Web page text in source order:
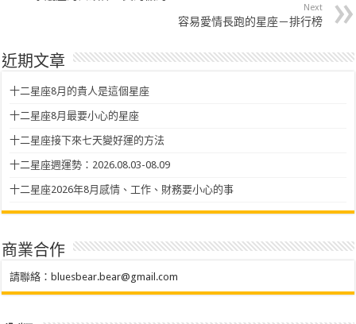
Next
容易愛情長跑的星座－排行榜
近期文章
十二星座8月的貴人是這個星座
十二星座8月最要小心的星座
十二星座接下來七天變好運的方法
十二星座週運勢：2026.08.03-08.09
十二星座2026年8月感情、工作、財務要小心的事
商業合作
請聯絡： bluesbear.bear@gmail.com